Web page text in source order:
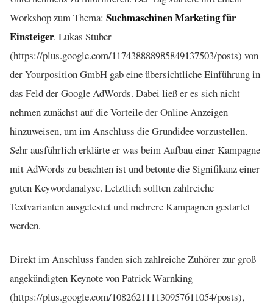
Workshop zum Thema: Suchmaschinen Marketing für
Einsteiger. Lukas Stuber
(https://plus.google.com/117438888985849137503/posts) von
der Yourposition GmbH gab eine übersichtliche Einführung in
das Feld der Google AdWords. Dabei ließ er es sich nicht
nehmen zunächst auf die Vorteile der Online Anzeigen
hinzuweisen, um im Anschluss die Grundidee vorzustellen.
Sehr ausführlich erklärte er was beim Aufbau einer Kampagne
mit AdWords zu beachten ist und betonte die Signifikanz einer
guten Keywordanalyse. Letztlich sollten zahlreiche
Textvarianten ausgetestet und mehrere Kampagnen gestartet
werden.
Direkt im Anschluss fanden sich zahlreiche Zuhörer zur groß
angekündigten Keynote von Patrick Warnking
(https://plus.google.com/108262111130957611054/posts),